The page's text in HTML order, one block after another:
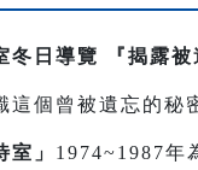
冬日導覽 『揭露
這個曾被遺忘的秘
室」 1974~1987年